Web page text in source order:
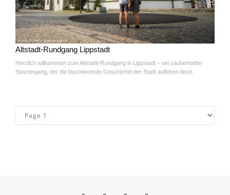
Altstadt-Rundgang Lippstadt
Herzlich willkommen zum Altstadt-Rundgang in Lippstadt – ein zauberhafter
Spaziergang, der die faszinierende Geschichte der Stadt aufleben lässt.